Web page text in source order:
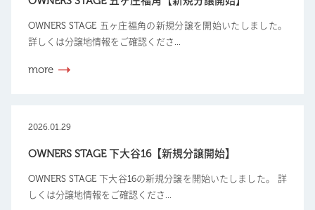
OWNERS STAGE 五ヶ庄福角の新規分譲を開始いたしました。
詳しくは分譲地情報をご確認くださ...
more
2026.01.29
OWNERS STAGE 下大谷16【新規分譲開始】
OWNERS STAGE 下大谷16の新規分譲を開始いたしました。 詳
しくは分譲地情報をご確認くださ...